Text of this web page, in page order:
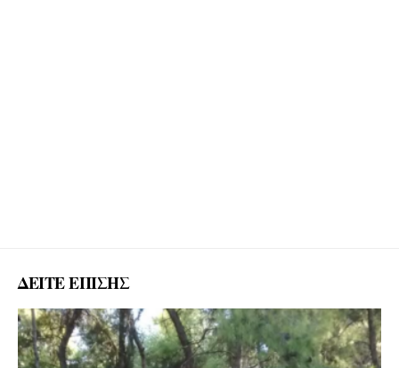
ΔΕΙΤΕ ΕΠΙΣΗΣ